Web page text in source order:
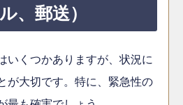
、郵送）
いくつかありますが、状況に
が大切です。特に、緊急性の